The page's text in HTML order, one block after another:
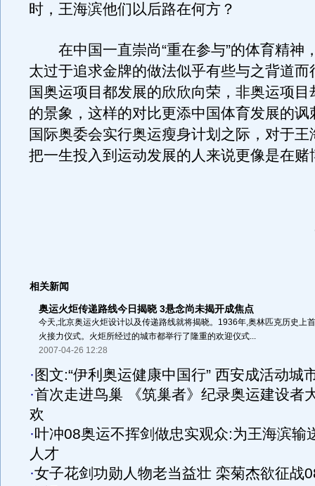
时，王海滨他们以后路在何方？
在中国一直崇尚“重在参与”的体育精神
太过于追求金牌的做法似乎有些与之背道而
国奥运项目都发展的欣欣向荣，非奥运项目
的景象，这样的对比更添中国体育发展的讽
国际奥委会实行奥运瘦身计划之际，对于王
把一生投入到运动发展的人来说更像是在赌
相关新闻
奥运火炬传递路线今日揭晓 3悬念尚未揭开成焦点
今天,北京奥运火炬设计以及传递路线就将揭晓。1936年,奥林匹克历史上
火接力仪式。火炬所经过的城市都举行了隆重的欢迎仪式...
2007-04-26 12:28
· 图文:“伊利奥运健康中国行” 西安成活动城
·首次走进鸟巢 《筑巢者》纪录奥运建设者
欢
·叶冲08奥运不挥剑做忠实观众:为王海滨输
人才
·女子花剑功勋人物老当益壮 栾菊杰欲征战